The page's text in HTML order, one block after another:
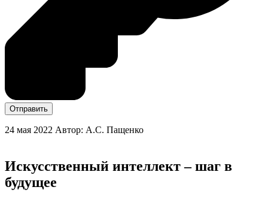
Отправить
24 мая 2022 Автор: А.С. Пащенко
Искусственный интеллект – шаг в
будущее